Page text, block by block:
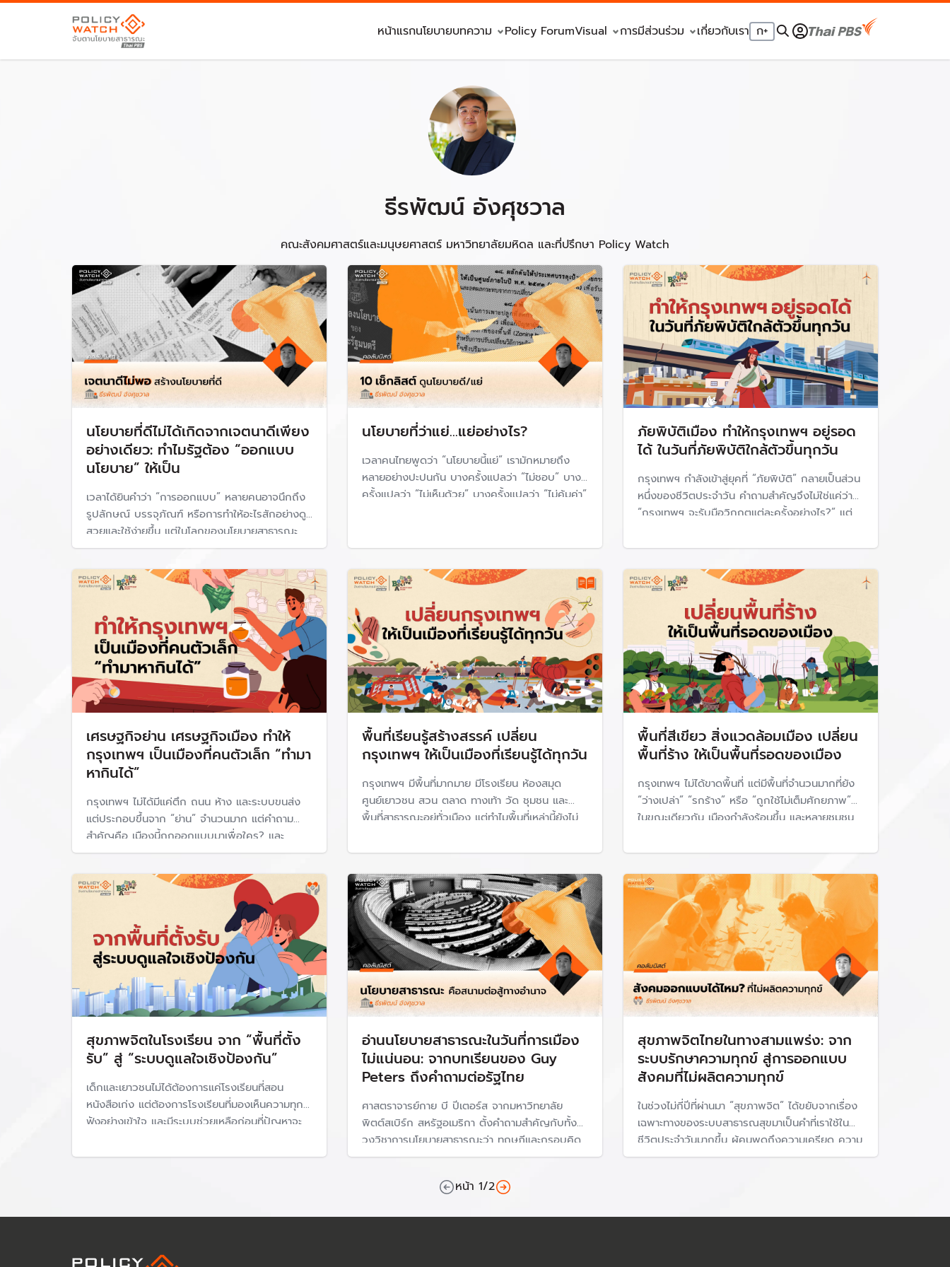
หน้าแรกนโยบายบทความ Policy ForumVisual การมีส่วนร่วม เกี่ยวกับเรา ก+
ธีรพัฒน์ อังศุชวาล
คณะสังคมศาสตร์และมนุษยศาสตร์ มหาวิทยาลัยมหิดล และที่ปรึกษา Policy Watch
นโยบายที่ดีไม่ได้เกิดจากเจตนาดีเพียง
อย่างเดียว: ทำไมรัฐต้อง “ออกแบบ
นโยบาย” ให้เป็น
เวลาได้ยินคำว่า “การออกแบบ” หลายคนอาจนึกถึง
รูปลักษณ์ บรรจุภัณฑ์ หรือการทำให้อะไรสักอย่างดู
สวยและใช้ง่ายขึ้น แต่ในโลกของนโยบายสาธารณะ
การออกแบบไม่ใช่การทำสไลด์อธิบายตัวเลขของ
ไม่ใช่เพียงการตั้งชื่อโครงการให้ติดหูเท่านั้น
นโยบายที่ว่าแย่…แย่อย่างไร?
เวลาคนไทยพูดว่า “นโยบายนี้แย่” เรามักหมายถึง
หลายอย่างปะปนกัน บางครั้งแปลว่า “ไม่ชอบ” บาง
ครั้งแปลว่า “ไม่เห็นด้วย” บางครั้งแปลว่า “ไม่คุ้มค่า”
ภัยพิบัติเมือง ทำให้กรุงเทพฯ อยู่รอด
ได้ ในวันที่ภัยพิบัติใกล้ตัวขึ้นทุกวัน
กรุงเทพฯ กำลังเข้าสู่ยุคที่ “ภัยพิบัติ” กลายเป็นส่วน
หนึ่งของชีวิตประจำวัน คำถามสำคัญจึงไม่ใช่แค่ว่า
“กรุงเทพฯ จะรับมือวิกฤตแต่ละครั้งอย่างไร?” แต่
ป้องกัน และดูแลคนได้ก่อนเกิดวิกฤตอย่างไร?”
เศรษฐกิจย่าน เศรษฐกิจเมือง ทำให้
กรุงเทพฯ เป็นเมืองที่คนตัวเล็ก “ทำมา
หากินได้”
กรุงเทพฯ ไม่ได้มีแค่ตึก ถนน ห้าง และระบบขนส่ง
แต่ประกอบขึ้นจาก “ย่าน” จำนวนมาก แต่คำถาม
สำคัญคือ เมืองนี้ถูกออกแบบมาเพื่อใคร? และ
เศรษฐกิจของเมืองยังเปิดโอกาสให้คนตัวเล็กอยู่รอด
พื้นที่เรียนรู้สร้างสรรค์ เปลี่ยน
กรุงเทพฯ ให้เป็นเมืองที่เรียนรู้ได้ทุกวัน
กรุงเทพฯ มีพื้นที่มากมาย มีโรงเรียน ห้องสมุด
ศูนย์เยาวชน สวน ตลาด ทางเท้า วัด ชุมชน และ
พื้นที่สาธารณะอยู่ทั่วเมือง แต่ทำไมพื้นที่เหล่านี้ยังไม่
พื้นที่สีเขียว สิ่งแวดล้อมเมือง เปลี่ยน
พื้นที่ร้าง ให้เป็นพื้นที่รอดของเมือง
กรุงเทพฯ ไม่ได้ขาดพื้นที่ แต่มีพื้นที่จำนวนมากที่ยัง
“ว่างเปล่า” “รกร้าง” หรือ “ถูกใช้ไม่เต็มศักยภาพ”
ในขณะเดียวกัน เมืองกำลังร้อนขึ้น และหลายชุมชน
สุขภาพจิตในโรงเรียน จาก “พื้นที่ตั้ง
รับ” สู่ “ระบบดูแลใจเชิงป้องกัน”
เด็กและเยาวชนไม่ได้ต้องการแค่โรงเรียนที่สอน
หนังสือเก่ง แต่ต้องการโรงเรียนที่มองเห็นความทุกข์
ฟังอย่างเข้าใจ และมีระบบช่วยเหลือก่อนที่ปัญหาจะ
ส่วนตัวของเด็กคนใดคนหนึ่ง แต่เป็นเรื่องของ
อ่านนโยบายสาธารณะในวันที่การเมือง
ไม่แน่นอน: จากบทเรียนของ Guy
Peters ถึงคำถามต่อรัฐไทย
ศาสตราจารย์กาย บี ปีเตอร์ส จากมหาวิทยาลัย
พิตต์สเบิร์ก สหรัฐอเมริกา ตั้งคำถามสำคัญกับทั้ง
วงวิชาการนโยบายสาธารณะว่า ทฤษฎีและกรอบคิด
ทางนโยบายสาธารณะที่เราใช้กันมาหลายสิบปีนั้น ยัง
นโยบายเปลี่ยนเร็ว บางนโยบายสร้างมาหลาย
สุขภาพจิตไทยในทางสามแพร่ง: จาก
ระบบรักษาความทุกข์ สู่การออกแบบ
สังคมที่ไม่ผลิตความทุกข์
ในช่วงไม่กี่ปีที่ผ่านมา “สุขภาพจิต” ได้ขยับจากเรื่อง
เฉพาะทางของระบบสาธารณสุขมาเป็นคำที่เราใช้ใน
ชีวิตประจำวันมากขึ้น ผู้คนพูดถึงความเครียด ความ
ซึมเศร้า ภาวะหมดไฟ ความเหงา ความโดดเดี่ยว และ
หน้า 1/2